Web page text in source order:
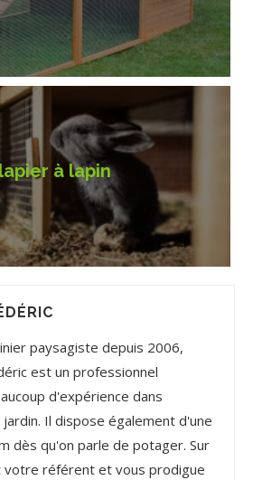
à lapin
paysagiste depuis 2006,
est un professionnel
d'expérience dans
Il dispose également d'une
dès qu'on parle de potager. Sur
votre référent et vous prodigue